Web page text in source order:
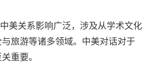
美关系影响广泛，涉及从学术文化
旅游等诸多领域。中美对话对于
重要。